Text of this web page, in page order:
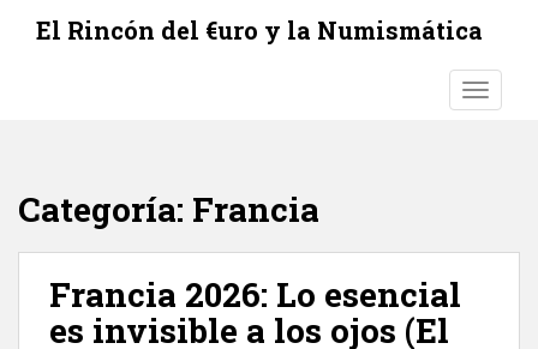
El Rincón del €uro y la Numismática
Categoría: Francia
Francia 2026: Lo esencial
es invisible a los ojos (El